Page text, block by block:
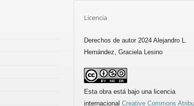
Licencia
Derechos de autor 2024 Alejandro L.
Hernández, Graciela Lesino
Esta obra está bajo una licencia
internacionalCreative Commons